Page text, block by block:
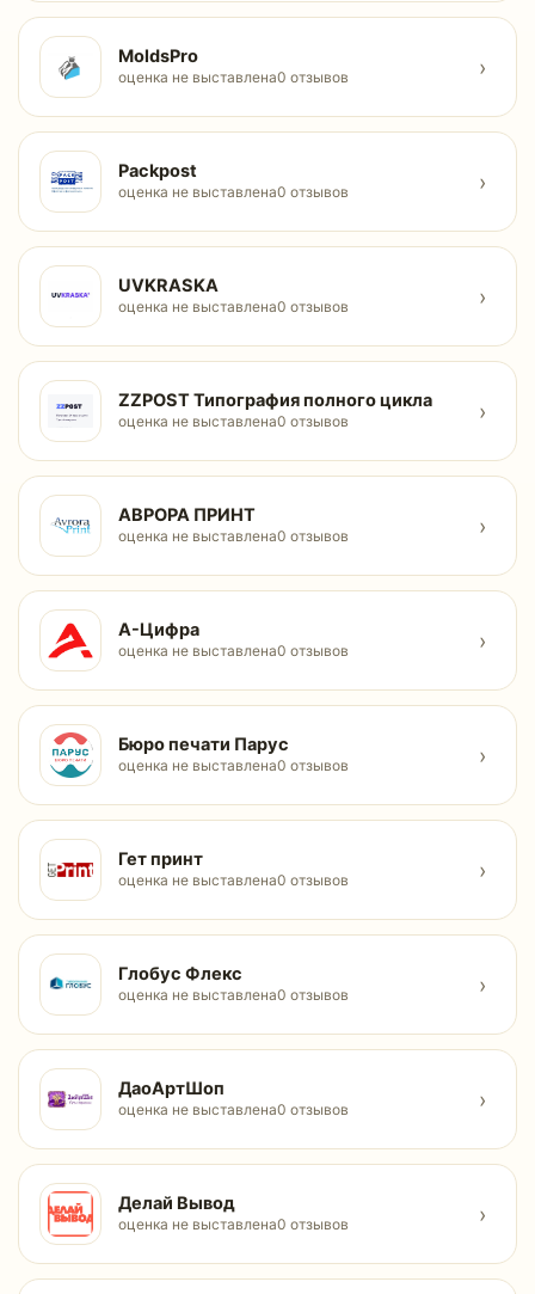
MoldsPro
оценка не выставлена0 отзывов ›
Packpost
оценка не выставлена0 отзывов ›
UVKRASKA
оценка не выставлена0 отзывов ›
ZZPOST Типография полного цикла
оценка не выставлена0 отзывов ›
АВРОРА ПРИНТ
оценка не выставлена0 отзывов ›
А-Цифра
оценка не выставлена0 отзывов ›
Бюро печати Парус
оценка не выставлена0 отзывов ›
Гет принт
оценка не выставлена0 отзывов ›
Глобус Флекс
оценка не выставлена0 отзывов ›
ДаоАртШоп
оценка не выставлена0 отзывов ›
Делай Вывод
оценка не выставлена0 отзывов ›